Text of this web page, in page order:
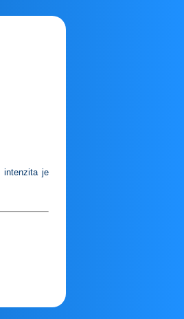
intenzita je